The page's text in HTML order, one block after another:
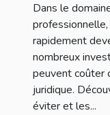
Dans le
rapidement
nombreux
peuvent coûter
juridique.
éviter et les...